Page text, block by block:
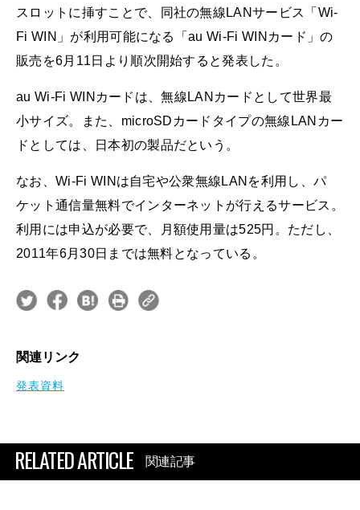
スロットに挿すことで、同社の無線LANサービス「Wi-
Fi WIN」が利用可能になる「au Wi-Fi WINカード」の
販売を6月11日より順次開始すると発表した。
au Wi-Fi WINカードは、無線LANカードとして世界最
小サイズ。また、microSDカードタイプの無線LANカー
ドとしては、日本初の製品だという。
なお、Wi-Fi WINは自宅や公衆無線LANを利用し、パ
ケット通信量無料でインターネットが行えるサービス。
利用には申込が必要で、月額使用量は525円。ただし、
2011年6月30日までは無料となっている。
関連リンク
発表資料
RELATED ARTICLE 関連記事